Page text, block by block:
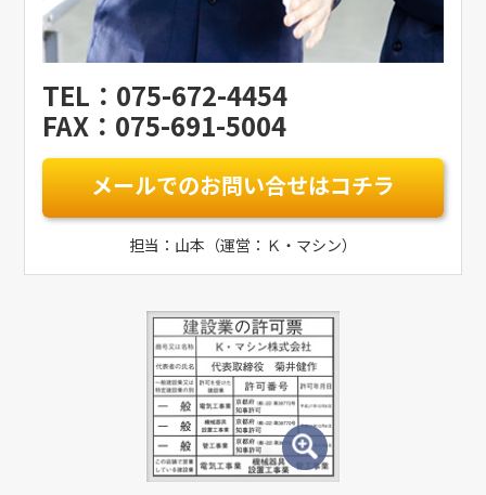
TEL：075-672-4454
FAX：075-691-5004
メールでのお問い合せはコチラ
担当：山本（運営：Ｋ・マシン）